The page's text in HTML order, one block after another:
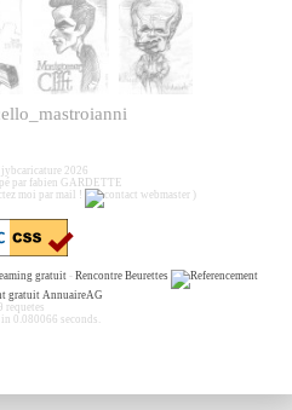
2026
par fabien GARDETTE
moi par mail !
)
gratuit- Rencontre Beurettes
gratuit AnnuaireAG
requetes
in 0.080066 seconds.